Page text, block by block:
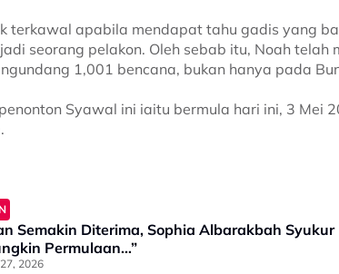
terkawal apabila mendapat tahu gadis yang
seorang pelakon. Oleh sebab itu, Noah telah
1,001 bencana, bukan hanya pada
Syawal ini iaitu bermula hari ini, 3 Mei
Semakin Diterima, Sophia Albarakbah
Permulaan…”
2026